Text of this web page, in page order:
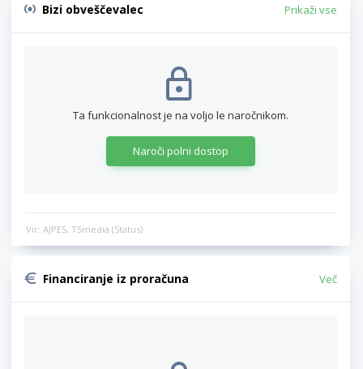
Bizi obveščevalec Prikaži vse
Ta funkcionalnost je na voljo le naročnikom.
Naroči polni dostop
Vir: AJPES, TSmedia (Status)
Financiranje iz proračuna Več